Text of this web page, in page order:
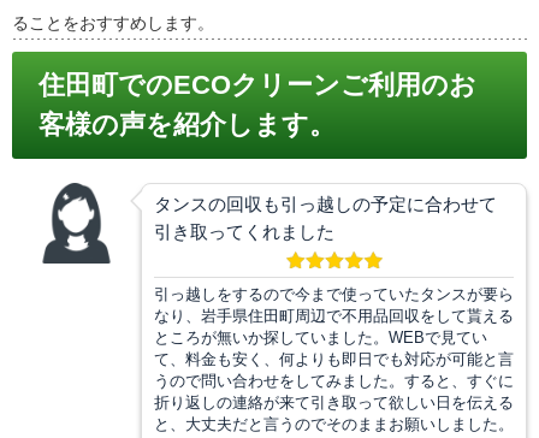
ることをおすすめします。
住田町でのECOクリーンご利用のお
客様の声を紹介します。
タンスの回収も引っ越しの予定に合わせて
引き取ってくれました
引っ越しをするので今まで使っていたタンスが要ら
なり、岩手県住田町周辺で不用品回収をして貰える
ところが無いか探していました。WEBで見てい
て、料金も安く、何よりも即日でも対応が可能と言
うので問い合わせをしてみました。すると、すぐに
折り返しの連絡が来て引き取って欲しい日を伝える
と、大丈夫だと言うのでそのままお願いしました。